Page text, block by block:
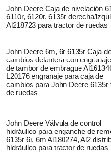
John Deere Caja de nivelación
6110r, 6120r, 6135r derecha/
Al218723 para tractor de ruedas
John Deere 6m, 6r 6135r Caja de
cambios delantera con
de tambor de embrague
L20176 engranaje para caja de
cambios para John Deere 6135r
de ruedas
John Deere Válvula de control
hidráulico para enganche de
6135r 6r, 6m Al180274, Al2
hidráulico para tractor de ruedas